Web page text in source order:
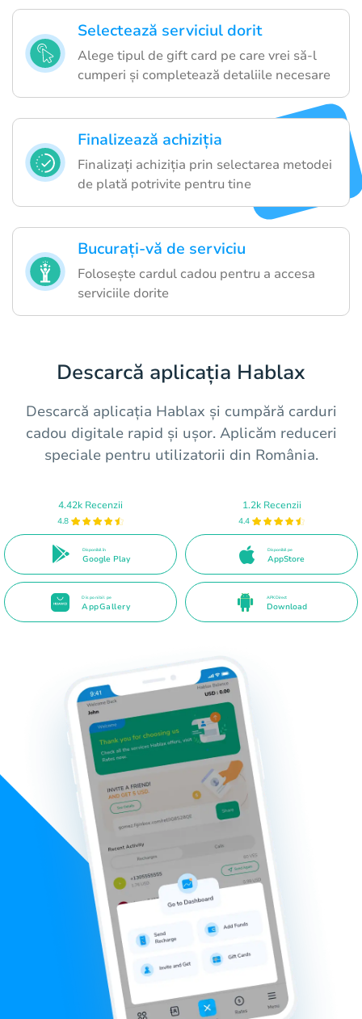
Selectează serviciul dorit
Alege tipul de gift card pe care vrei să-l
cumperi și completează detaliile necesare
Finalizează achiziția
Finalizați achiziția prin selectarea metodei
de plată potrivite pentru tine
Bucurați-vă de serviciu
Folosește cardul cadou pentru a accesa
serviciile dorite
Descarcă aplicația Hablax
Descarcă aplicația Hablax și cumpără carduri
cadou digitale rapid și ușor. Aplicăm reduceri
speciale pentru utilizatorii din România.
4.42k Recenzii
4.8
Disponibil în
Google Play
1.2k Recenzii
4.4
Disponibil pe
AppStore
Disponibil pe
AppGallery
APK Direct
Download